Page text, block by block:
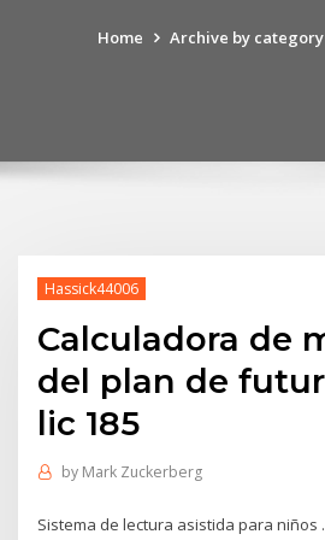
Home Archive by category
Hassick44006
Calculadora de
del plan de
lic 185
by Mark Zuckerberg
Sistema de lectura asistida para niños